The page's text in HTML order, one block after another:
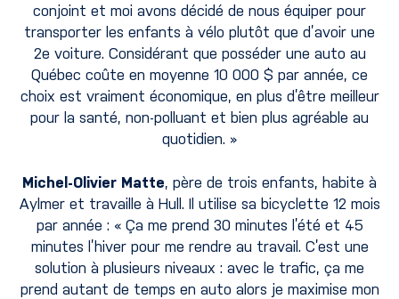
conjoint et moi avons décidé de nous équiper pour
transporter les enfants à vélo plutôt que d’avoir une
2e voiture. Considérant que posséder une auto au
Québec coûte en moyenne 10 000 $ par année, ce
choix est vraiment économique, en plus d’être meilleur
pour la santé, non-polluant et bien plus agréable au
quotidien. »
Michel-Olivier Matte, père de trois enfants, habite à
Aylmer et travaille à Hull. Il utilise sa bicyclette 12 mois
par année : « Ça me prend 30 minutes l’été et 45
minutes l’hiver pour me rendre au travail. C’est une
solution à plusieurs niveaux : avec le trafic, ça me
prend autant de temps en auto alors je maximise mon